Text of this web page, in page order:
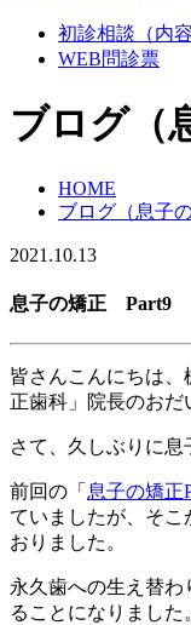
初診相談（内容
WEB問診票
ブログ（
HOME
ブログ（息子の
2021.10.13
息子の矯正 Part9
皆さんこんにちは
正歯科」院長のおだ
さて、久しぶりに息
前回の「 息子の矯正
ていましたが、そこ
おりました。
永久歯への生え替
ることになりました